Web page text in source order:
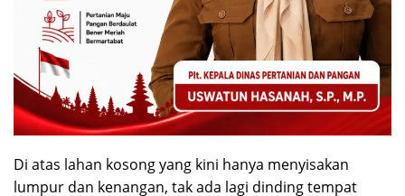
Di atas lahan kosong yang kini hanya menyisakan
lumpur dan kenangan, tak ada lagi dinding tempat